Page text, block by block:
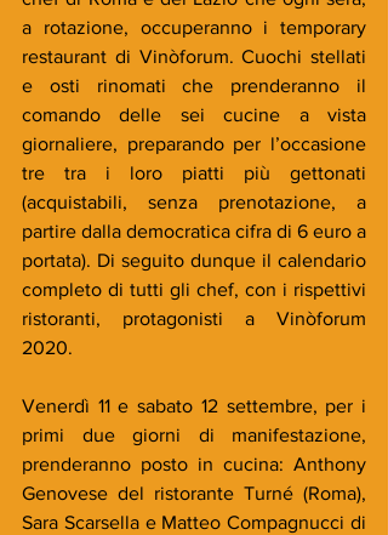
a rotazione, occuperanno i temporary
restaurant di Vinòforum. Cuochi stellati
e osti rinomati che prenderanno il
comando delle sei cucine a vista
giornaliere, preparando per l’occasione
tre tra i loro piatti più gettonati
(acquistabili, senza prenotazione, a
partire dalla democratica cifra di 6 euro a
portata). Di seguito dunque il calendario
completo di tutti gli chef, con i rispettivi
ristoranti, protagonisti a Vinòforum
2020.
Venerdì 11 e sabato 12 settembre, per i
primi due giorni di manifestazione,
prenderanno posto in cucina: Anthony
Genovese del ristorante Turné (Roma),
Sara Scarsella e Matteo Compagnucci di